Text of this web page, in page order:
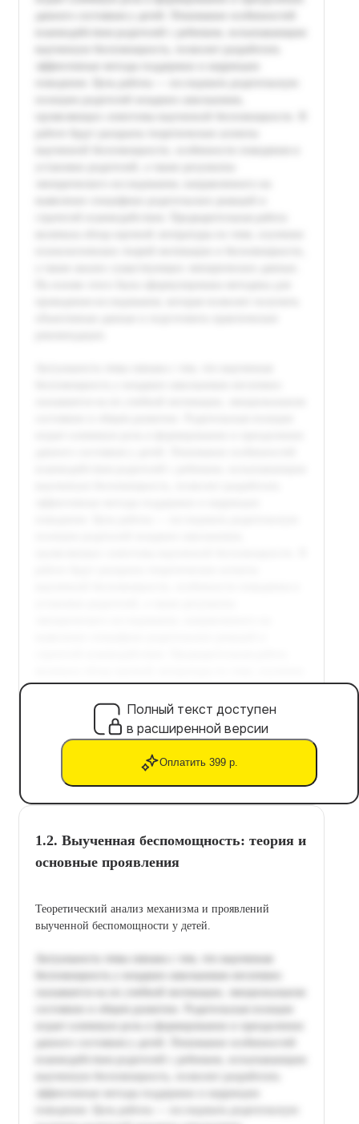
Полный текст доступен
в расширенной версии
Оплатить 399 р.
1.2. Выученная беспомощность: теория и
основные проявления
Теоретический анализ механизма и проявлений
выученной беспомощности у детей.